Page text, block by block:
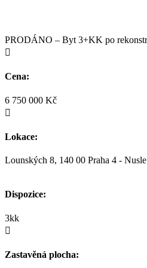
PRODÁNO – Byt 3+KK po

Cena:
6 750 000 Kč

Lokace:
Lounských 8, 140 00 Praha 4 - Nusle
Dispozice:
3kk

Zastavěná plocha: